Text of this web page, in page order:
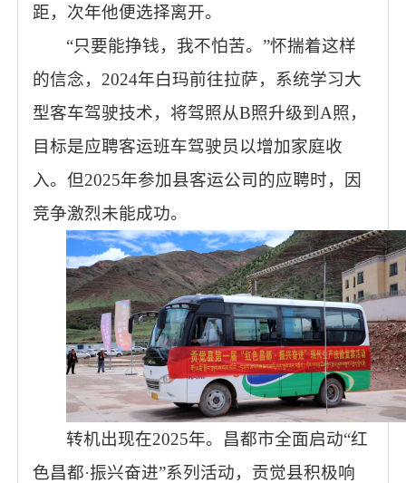
距，次年他便选择离开。
“只要能挣钱，我不怕苦。”怀揣着这样
的信念，2024年白玛前往拉萨，系统学习大
型客车驾驶技术，将驾照从B照升级到A照，
目标是应聘客运班车驾驶员以增加家庭收
入。但2025年参加县客运公司的应聘时，因
竞争激烈未能成功。
转机出现在2025年。昌都市全面启动“红
色昌都·振兴奋进”系列活动，贡觉县积极响